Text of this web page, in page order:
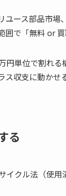
ース部品市場
で「無料 or 買
円単位で割れ
収支に動かせ
る
イクル法（使